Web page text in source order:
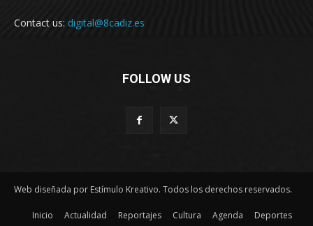
Contact us: digital@8cadiz.es
FOLLOW US
Web diseñada por Estímulo Kreativo. Todos los derechos reservados.
Inicio Actualidad Reportajes Cultura Agenda Deportes